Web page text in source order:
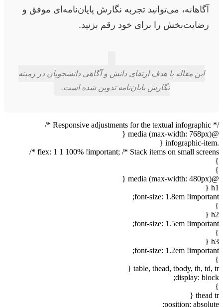
آگاهانه، می‌توانید تجربه نگارش پایان‌نامه‌ای موفق و
رضایت‌بخش را برای خود رقم بزنید.
این مقاله با هدف ارتقای دانش و آگاهی دانشجویان در زمینه
نگارش پایان‌نامه تدوین شده است.
/* Responsive adjustments for the textual infographic */
@media (max-width: 768px) {
.infographic-item {
flex: 1 1 100% !important; /* Stack items on small screens */
}
}
@media (max-width: 480px) {
h1 {
font-size: 1.8em !important;
}
h2 {
font-size: 1.5em !important;
}
h3 {
font-size: 1.2em !important;
}
table, thead, tbody, th, td, tr {
display: block;
}
thead tr {
position: absolute;